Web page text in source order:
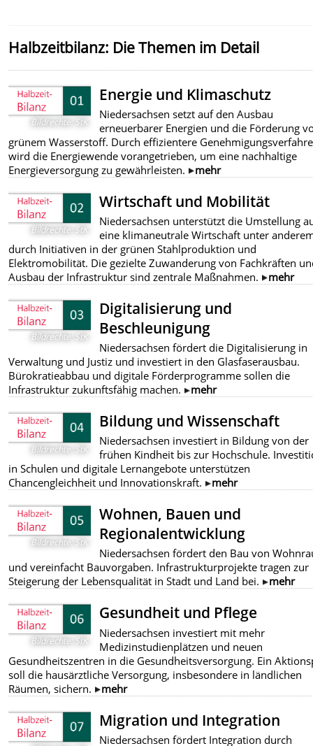
Halbzeitbilanz: Die Themen im Detail
Bildrechte: StK
Energie und Klimaschutz
Niedersachsen setzt auf den Ausbau
erneuerbarer Energien und die Förderung
grünem Wasserstoff. Durch effizientere
wird die Energiewende vorangetrieben, um eine nachhaltige
Energieversorgung zu gewährleisten.
mehr
Bildrechte: StK
Wirtschaft und Mobilität
Niedersachsen unterstützt die Umstellung
eine klimaneutrale Wirtschaft unter
durch Initiativen in der grünen Stahlproduktion und
Elektromobilität. Die gezielte Zuwanderung von Fachkräften
Ausbau der Infrastruktur sind zentrale Maßnahmen.
mehr
Bildrechte: StK
Digitalisierung und
Beschleunigung
Niedersachsen fördert die Digitalisierung in
Verwaltung und Justiz und investiert in den Glasfaserausbau.
Bürokratieabbau und digitale Förderprogramme sollen die
Infrastruktur zukunftsfähig machen.
mehr
Bildrechte: StK
Bildung und Wissenschaft
Niedersachsen investiert in Bildung von der
frühen Kindheit bis zur Hochschule.
in Schulen und digitale Lernangebote unterstützen
Chancengleichheit und Innovationskraft.
mehr
Bildrechte: StK
Wohnen, Bauen und
Regionalentwicklung
Niedersachsen fördert den Bau von
und vereinfacht Bauvorgaben. Infrastrukturprojekte tragen zur
Steigerung der Lebensqualität in Stadt und Land bei.
mehr
Bildrechte: StK
Gesundheit und Pflege
Niedersachsen investiert mit mehr
Medizinstudienplätzen und neuen
Gesundheitszentren in die Gesundheitsversorgung. Ein
soll die hausärztliche Versorgung, insbesondere in ländlichen
Räumen, sichern.
mehr
Migration und Integration
Niedersachsen fördert Integration durch